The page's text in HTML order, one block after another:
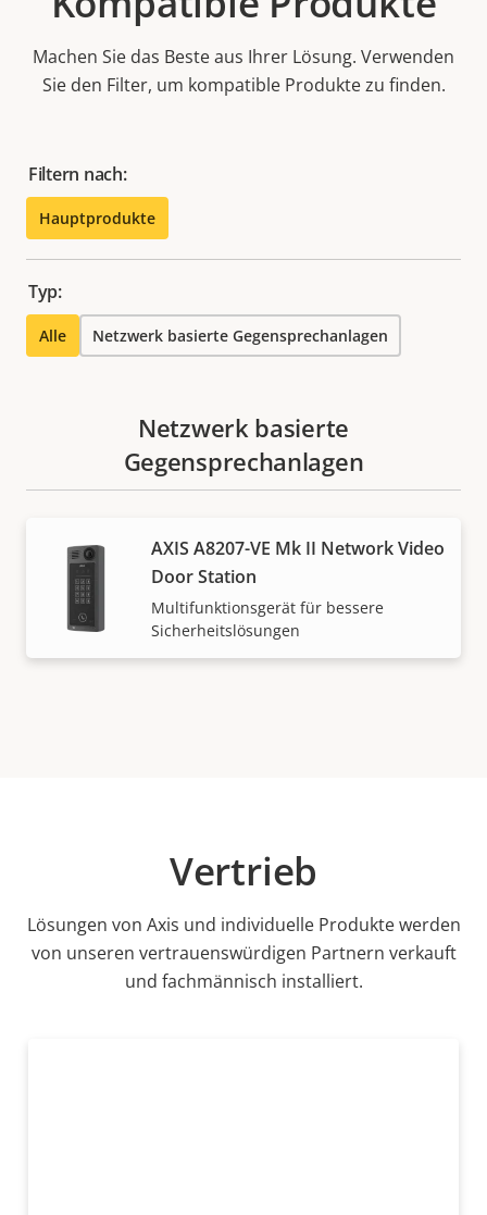
Machen Sie das Beste aus Ihrer Lösung. Verwenden
Sie den Filter, um kompatible Produkte zu finden.
Filtern nach:
Hauptprodukte
Typ:
Alle Netzwerk basierte Gegensprechanlagen
Netzwerk basierte
Gegensprechanlagen
AXIS A8207-VE Mk II Network Video
Door Station
Multifunktionsgerät für bessere
Sicherheitslösungen
Vertrieb
Lösungen von Axis und individuelle Produkte werden
von unseren vertrauenswürdigen Partnern verkauft
und fachmännisch installiert.